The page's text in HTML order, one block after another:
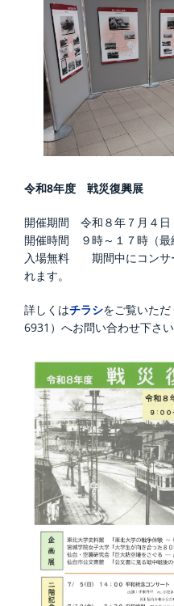
令和8年度 戦災復興展
開催期間 令和８年７月４日
開催時間 ９時～１７時（最
入場無料 期間中にコンサ
れます。
詳しくはチラシをご覧いた
6931）へお問い合わせ下さい